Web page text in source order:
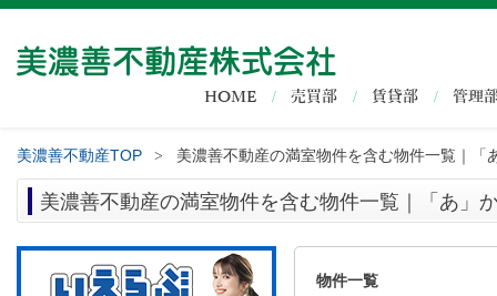
HOME 売買部 賃貸部 管理
美濃善不動産TOP > 美濃善不動産の満室物件を含む物件一覧｜「
美濃善不動産の満室物件を含む物件一覧｜「あ」
物件一覧